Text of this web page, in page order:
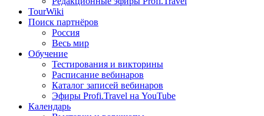
TourWiki
Поиск партнёров
Россия
Весь мир
Обучение
Тестирования и викторины
Расписание вебинаров
Каталог записей вебинаров
Эфиры Profi.Travel на YouTube
Календарь